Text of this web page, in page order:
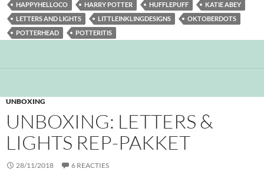
HAPPYHELLOCO
HARRY POTTER HUFFLEPUFF
KATIE ABEY
LETTERS AND LIGHTS
LITTLEINKLINGDESIGNS
OKTOBERDOTS
POTTERHEAD
POTTERITIS
UNBOXING
UNBOXING: LETTERS &
LIGHTS REP-PAKKET
28/11/2018 6 REACTIES